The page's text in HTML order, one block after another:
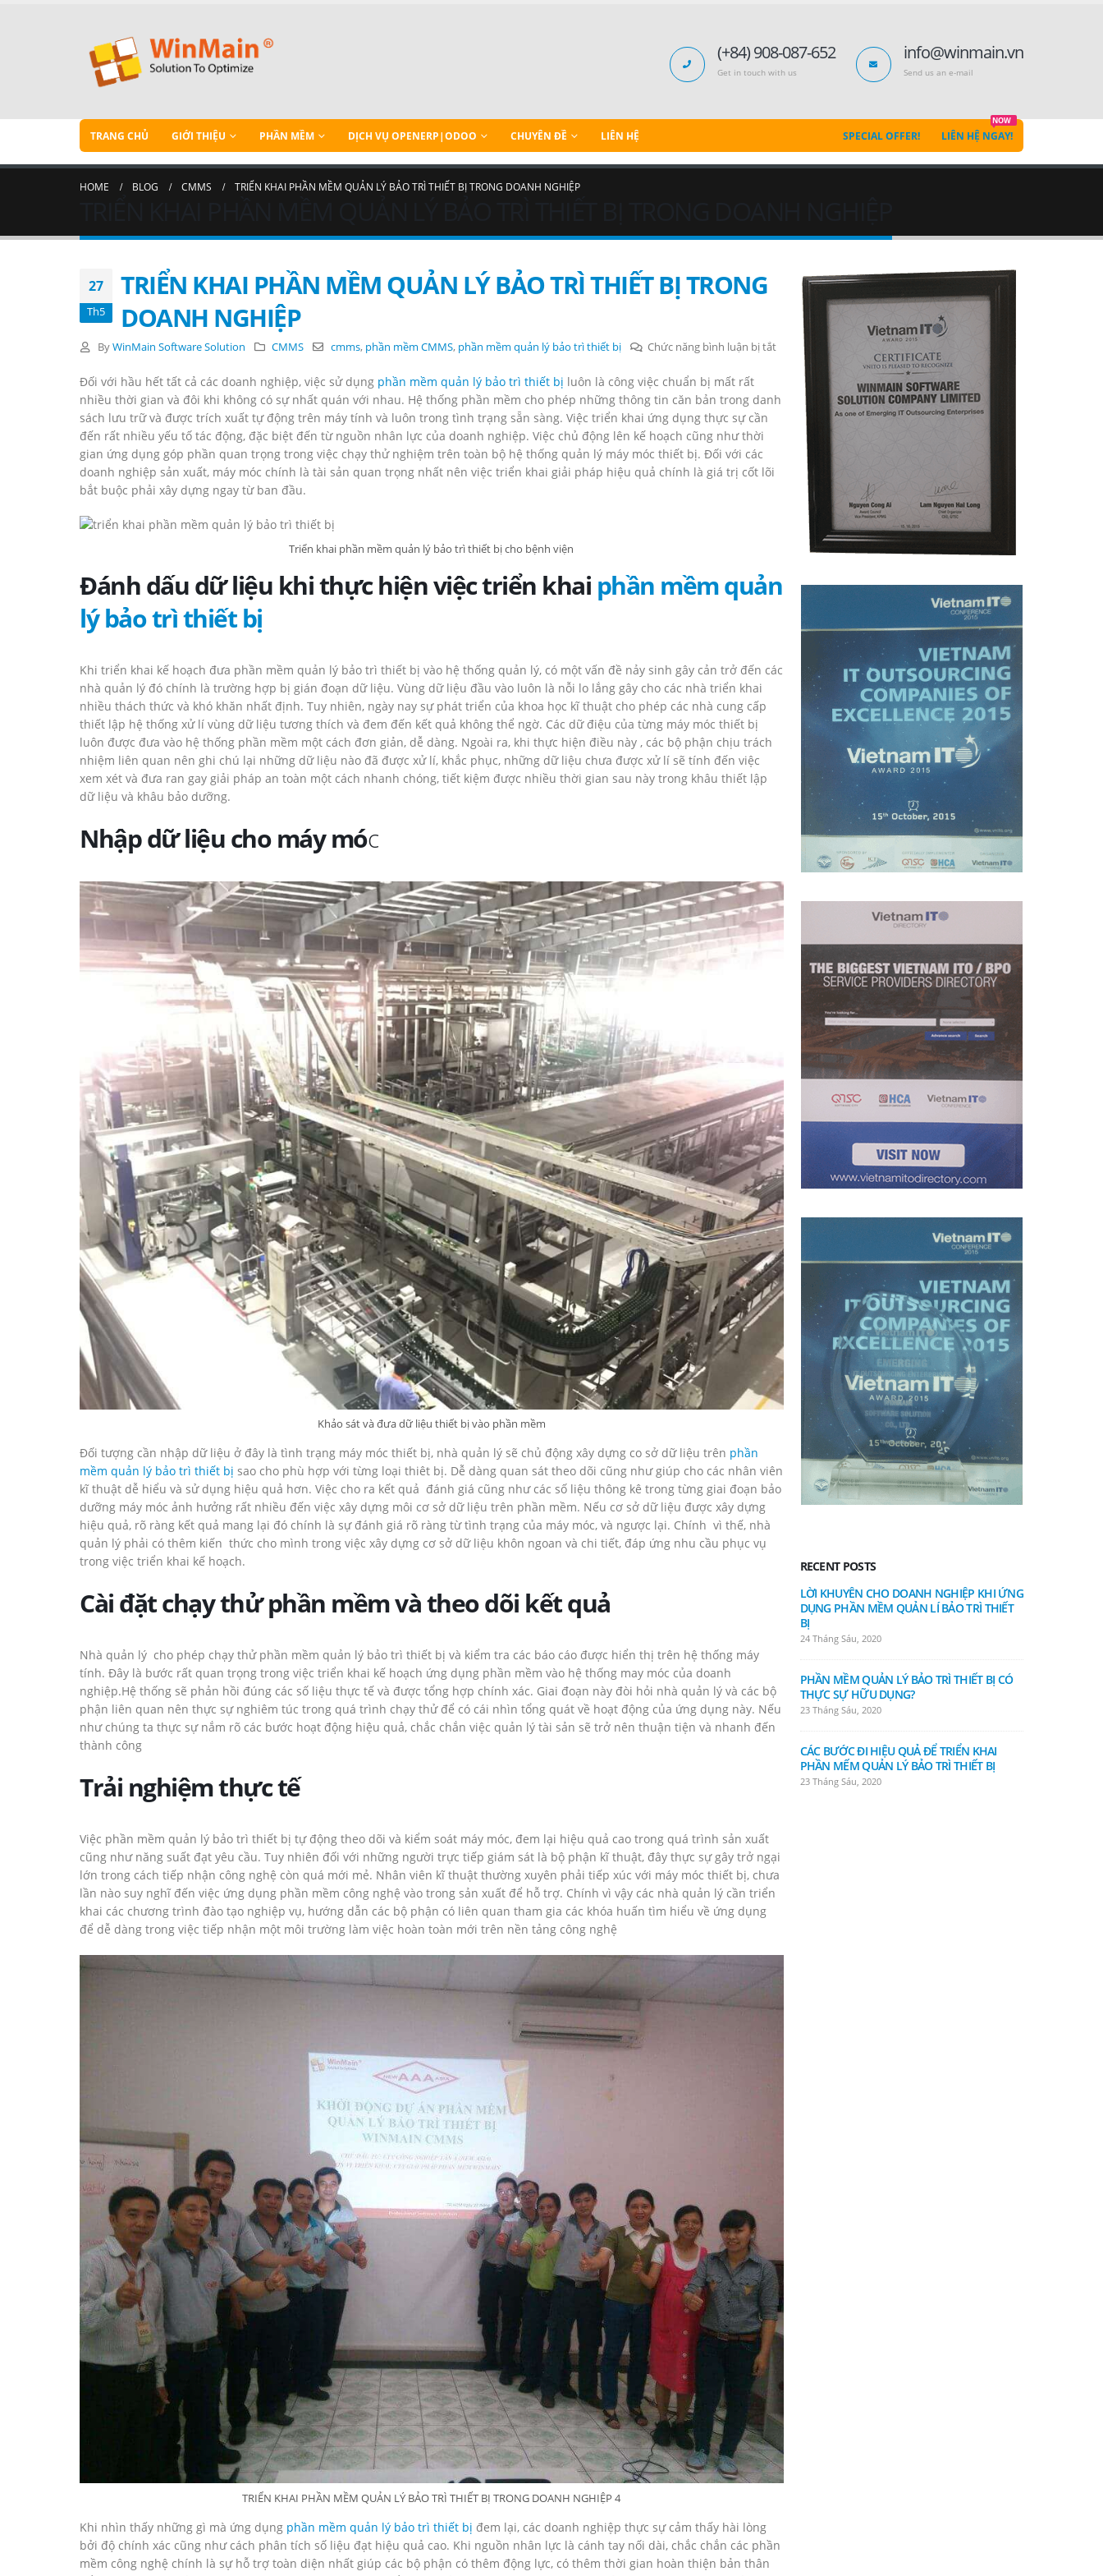
(+84) 908-087-652
Get in touch with us
info@winmain.vn
Send us an e-mail
TRANG CHỦ GIỚI THIỆU PHẦN MỀM DỊCH VỤ OPENERP|ODOO CHUYÊN ĐỀ LIÊN HỆ SPECIAL OFFER! LIÊN HỆ NGAY!
NOW
HOME BLOG CMMS TRIỂN KHAI PHẦN MỀM QUẢN LÝ BẢO TRÌ THIẾT BỊ TRONG DOANH NGHIỆP
27
Th5
TRIỂN KHAI PHẦN MỀM QUẢN LÝ BẢO TRÌ THIẾT BỊ TRONG
DOANH NGHIỆP
By WinMain Software Solution CMMS cmms, phần mềm CMMS, phần mềm quản lý bảo trì thiết bị Chức năng bình luận bị tắtở
TRIỂN
PHẦN
QUẢN
TRONG
NGHIỆP
Đối với hầu hết tất cả các doanh nghiệp, việc sử dụng phần mềm quản lý bảo trì thiết bị luôn là công việc chuẩn bị mất rất
nhiều thời gian và đôi khi không có sự nhất quán với nhau. Hệ thống phần mềm cho phép những thông tin căn bản trong danh
sách lưu trữ và được trích xuất tự động trên máy tính và luôn trong tình trạng sẵn sàng. Việc triển khai ứng dụng thực sự cần
đến rất nhiều yếu tố tác động, đặc biệt đến từ nguồn nhân lực của doanh nghiệp. Việc chủ động lên kế hoạch cũng như thời
gian ứng dụng góp phần quan trọng trong việc chạy thử nghiệm trên toàn bộ hệ thống quản lý máy móc thiết bị. Đối với các
doanh nghiệp sản xuất, máy móc chính là tài sản quan trọng nhất nên việc triển khai giải pháp hiệu quả chính là giá trị cốt lõi
bắt buộc phải xây dựng ngay từ ban đầu.
Triển khai phần mềm quản lý bảo trì thiết bị cho bệnh viện
Đánh dấu dữ liệu khi thực hiện việc triển khai phần mềm quản
lý bảo trì thiết bị
Khi triển khai kế hoạch đưa phần mềm quản lý bảo trì thiết bị vào hệ thống quản lý, có một vấn đề nảy sinh gây cản trở đến các
nhà quản lý đó chính là trường hợp bị gián đoạn dữ liệu. Vùng dữ liệu đầu vào luôn là nỗi lo lắng gây cho các nhà triển khai
nhiều thách thức và khó khăn nhất định. Tuy nhiên, ngày nay sự phát triển của khoa học kĩ thuật cho phép các nhà cung cấp
thiết lập hệ thống xử lí vùng dữ liệu tương thích và đem đến kết quả không thể ngờ. Các dữ điệu của từng máy móc thiết bị
luôn được đưa vào hệ thống phần mềm một cách đơn giản, dễ dàng. Ngoài ra, khi thực hiện điều này , các bộ phận chịu trách
nhiệm liên quan nên ghi chú lại những dữ liệu nào đã được xử lí, khắc phục, những dữ liệu chưa được xử lí sẽ tính đến việc
xem xét và đưa ran gay giải pháp an toàn một cách nhanh chóng, tiết kiệm được nhiều thời gian sau này trong khâu thiết lập
dữ liệu và khâu bảo dưỡng.
Nhập dữ liệu cho máy móc
Khảo sát và đưa dữ liệu thiết bị vào phần mềm
Đối tượng cần nhập dữ liệu ở đây là tình trạng máy móc thiết bị, nhà quản lý sẽ chủ động xây dựng co sở dữ liệu trên phần
mềm quản lý bảo trì thiết bị sao cho phù hợp với từng loại thiêt bị. Dễ dàng quan sát theo dõi cũng như giúp cho các nhân viên
kĩ thuật dễ hiểu và sử dụng hiệu quả hơn. Việc cho ra kết quả đánh giá cũng như các số liệu thông kê trong từng giai đoạn bảo
dưỡng máy móc ảnh hưởng rất nhiều đến việc xây dựng môi cơ sở dữ liệu trên phần mềm. Nếu cơ sở dữ liệu được xây dựng
hiệu quả, rõ ràng kết quả mang lại đó chính là sự đánh giá rõ ràng từ tình trạng của máy móc, và ngược lại. Chính vì thế, nhà
quản lý phải có thêm kiến thức cho mình trong việc xây dựng cơ sở dữ liệu khôn ngoan và chi tiết, đáp ứng nhu cầu phục vụ
trong việc triển khai kế hoạch.
Cài đặt chạy thửphần mềmvà theo dõi kết quả
Nhà quản lý cho phép chạy thử phần mềm quản lý bảo trì thiết bị và kiểm tra các báo cáo được hiển thị trên hệ thống máy
tính. Đây là bước rất quan trọng trong việc triển khai kế hoạch ứng dụng phần mềm vào hệ thống may móc của doanh
nghiệp.Hệ thống sẽ phản hồi đúng các số liệu thực tế và được tổng hợp chính xác. Giai đoạn này đòi hỏi nhà quản lý và các bộ
phận liên quan nên thực sự nghiêm túc trong quá trình chạy thử để có cái nhìn tổng quát về hoạt động của ứng dụng này. Nếu
như chúng ta thực sự nắm rõ các bước hoạt động hiệu quả, chắc chắn việc quản lý tài sản sẽ trở nên thuận tiện và nhanh đến
thành công
Trải nghiệm thực tế
Việc phần mềm quản lý bảo trì thiết bị tự động theo dõi và kiểm soát máy móc, đem lại hiệu quả cao trong quá trình sản xuất
cũng như năng suất đạt yêu cầu. Tuy nhiên đối với những người trực tiếp giám sát là bộ phận kĩ thuật, đây thực sự gây trở ngại
lớn trong cách tiếp nhận công nghệ còn quá mới mẻ. Nhân viên kĩ thuật thường xuyên phải tiếp xúc với máy móc thiết bị, chưa
lần nào suy nghĩ đến việc ứng dụng phần mềm công nghệ vào trong sản xuất để hỗ trợ. Chính vì vậy các nhà quản lý cần triển
khai các chương trình đào tạo nghiệp vụ, hướng dẫn các bộ phận có liên quan tham gia các khóa huấn tìm hiểu về ứng dụng
để dễ dàng trong việc tiếp nhận một môi trường làm việc hoàn toàn mới trên nền tảng công nghệ
TRIỂN KHAI PHẦN MỀM QUẢN LÝ BẢO TRÌ THIẾT BỊ TRONG DOANH NGHIỆP 4
Khi nhìn thấy những gì mà ứng dụng phần mềm quản lý bảo trì thiết bị đem lại, các doanh nghiệp thực sự cảm thấy hài lòng
bởi độ chính xác cũng như cách phân tích số liệu đạt hiệu quả cao. Khi nguồn nhân lực là cánh tay nối dài, chắc chắn các phần
mềm công nghệ chính là sự hỗ trợ toàn diện nhất giúp các bộ phận có thêm động lực, có thêm thời gian hoàn thiện bản thân
RECENT POSTS
LỜI KHUYÊN CHO DOANH NGHIỆP KHI ỨNG
DỤNG PHẦN MỀM QUẢN LÍ BẢO TRÌ THIẾT
BỊ
24 Tháng Sáu, 2020
PHẦN MỀM QUẢN LÝ BẢO TRÌ THIẾT BỊ CÓ
THỰC SỰ HỮU DỤNG?
23 Tháng Sáu, 2020
CÁC BƯỚC ĐI HIỆU QUẢ ĐỂ TRIỂN KHAI
PHẦN MẾM QUẢN LÝ BẢO TRÌ THIẾT BỊ
23 Tháng Sáu, 2020